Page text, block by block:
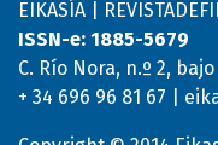
EIKASÍA |
ISSN-e: 1885-5679
C. Río Nora, n.º 2,
+ 34 696 96 81 67 |